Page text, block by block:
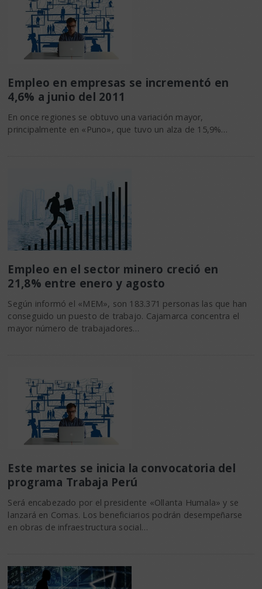
Empleo en empresas se incrementó en
4,6% a junio del 2011
En once regiones se obtuvo una variación mayor,
principalmente en «Puno», que tuvo un alza de 15,9%…
Empleo en el sector minero creció en
21,8% entre enero y agosto
Según informó el «MEM», son 183.371 personas las que han
conseguido un puesto de trabajo. Cajamarca concentra el
mayor número de trabajadores…
Este martes se inicia la convocatoria del
programa Trabaja Perú
Será encabezado por el presidente «Ollanta Humala» y se
lanzará en Comas. Los beneficiarios podrán desempeñarse
en obras de infraestructura social…